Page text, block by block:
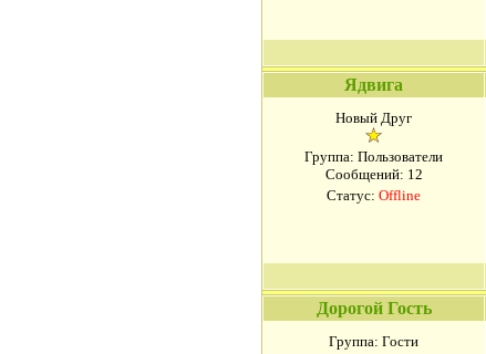
Ядвига
Новый Друг
Группа: Пользователи
Сообщений: 12
Статус: Offline
Дорогой Гость
Группа: Гости